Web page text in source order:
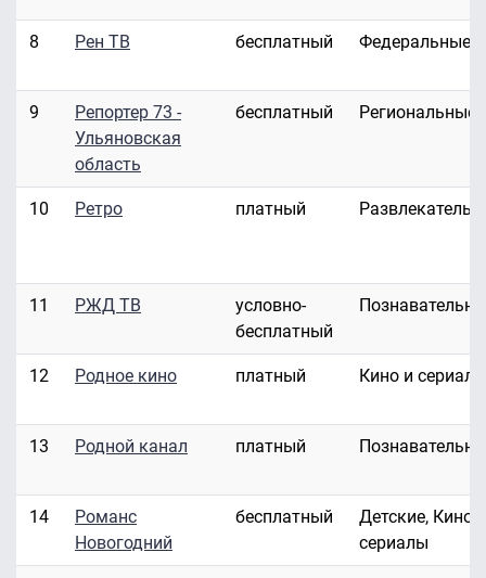
8 Рен ТВ бесплатный Федеральные
9
Репортер 73 -
Ульяновская
область
бесплатный Региональные
10 Ретро платный
11 РЖД ТВ
условно-
бесплатный
12 Родное кино платный Кино и сериалы
13 Родной канал платный
14
Романс
Новогодний
бесплатный
Детские, Кино и
сериалы